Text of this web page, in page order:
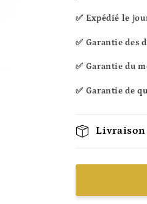
✅ Expédié le
✅ Garantie des
✅ Garantie du
✅ Garantie de